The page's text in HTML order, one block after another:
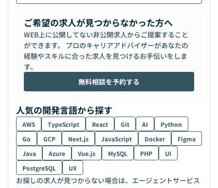
ご希望の求人が見つからなかった方へ
WEB上に公開してない非公開求人からご提案すること
ができます。 プロのキャリアアドバイザーがあなたの
経験やスキルに合った求人を見つけるお手伝いをしま
す。
無料相談を予約する
人気の開発言語から探す
AWS TypeScript React Git AI
Python
Go
GCP Next.js JavaScript Docker
Figma
Java
Azure Vue.js MySQL PHP
UI
PostgreSQL
UX
お探しの求人が見つからない場合は、エージェントサービス